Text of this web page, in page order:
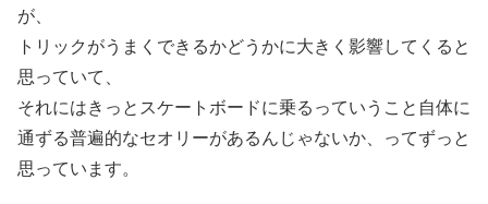
が、
トリックがうまくできるかどうかに大きく影響してくると
思っていて、
それにはきっとスケートボードに乗るっていうこと自体に
通ずる普遍的なセオリーがあるんじゃないか、ってずっと
思っています。